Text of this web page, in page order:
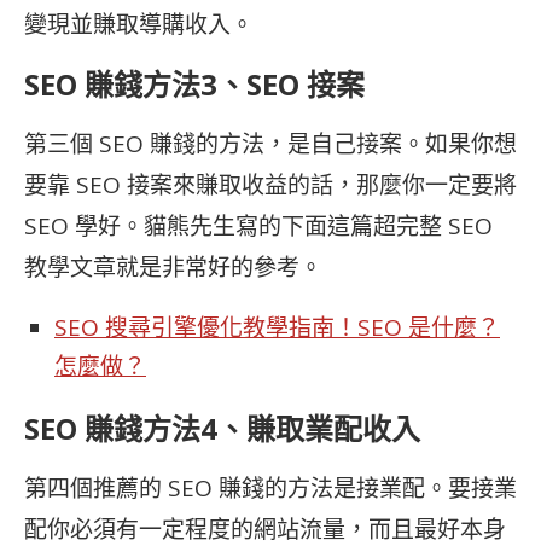
變現並賺取導購收入。
SEO 賺錢方法3、 SEO 接案
第三個 SEO 賺錢的方法，是自己接案。如果你想
要靠 SEO 接案來賺取收益的話，那麼你一定要將
SEO 學好。貓熊先生寫的下面這篇超完整 SEO
教學文章就是非常好的參考。
SEO 搜尋引擎優化教學指南！SEO 是什麼？
怎麼做？
SEO 賺錢方法4、賺取業配收入
第四個推薦的 SEO 賺錢的方法是接業配。要接業
配你必須有一定程度的網站流量，而且最好本身